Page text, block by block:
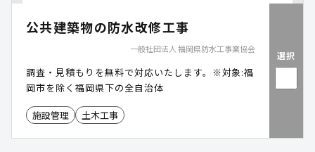
公共建築物の防水改修工事
一般社団法人 福岡県防水工事業協会
調査・見積もりを無料で対応いたします。※対象:福
岡市を除く福岡県下の全自治体
施設管理 土木工事
選択